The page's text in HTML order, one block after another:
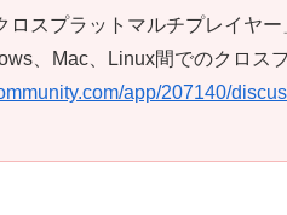
ロスプラットマルチプレイヤ
、Mac、Linux間でのクロス
app/207140/